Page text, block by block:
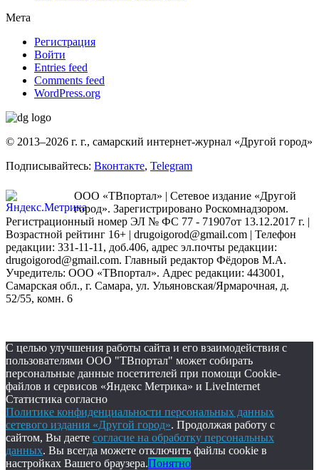
Мета
Регистрация
Войти
Entries feed
Comments feed
WordPress.org
© 2013–2026 г. г., самарский интернет-журнал «Другой город»
Подписывайтесь: Вконтакте, Telegram
ООО «ТВпортал» | Сетевое издание «Другой
город». Зарегистрировано Роскомнадзором.
Регистрационный номер ЭЛ № ФС 77 - 71907от 13.12.2017 г. |
Возрастной рейтинг 16+ | drugoigorod@gmail.com | Телефон
редакции: 331-11-11, доб.406, адрес эл.почты редакции:
drugoigorod@gmail.com. Главный редактор Фёдоров М.А.
Учредитель: ООО «ТВпортал». Адрес редакции: 443001,
Самарская обл., г. Самара, ул. Ульяновская/Ярмарочная, д.
52/55, комн. 6
С целью улучшения работы сайта и его взаимодействия с
пользователями ООО "ТВпортал" может собирать
персональные данные посетителей при помощи Cookie-
файлов и сервисов «Яндекс Метрика» и LiveInternet
Статистика согласно
Политике конфиденциальности персональных данных
сетевого издания «Другой город». Продолжая работу с
сайтом, Вы даете согласие на обработку персональных
данных. Вы всегда можете отключить файлы cookie в
настройках Вашего браузера.Понятно